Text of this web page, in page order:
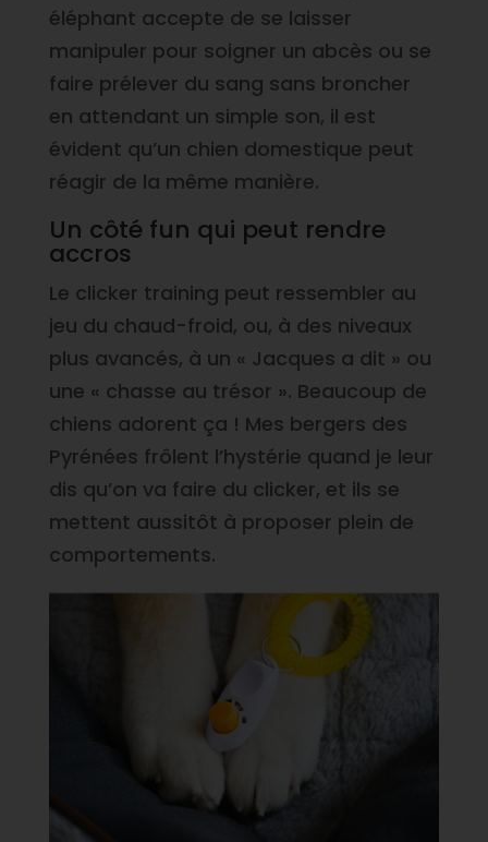
éléphant accepte de se laisser
manipuler pour soigner un abcès ou se
faire prélever du sang sans broncher
en attendant un simple son, il est
évident qu’un chien domestique peut
réagir de la même manière.
Un côté fun qui peut rendre
accros
Le clicker training peut ressembler au
jeu du chaud-froid, ou, à des niveaux
plus avancés, à un « Jacques a dit » ou
une « chasse au trésor ». Beaucoup de
chiens adorent ça ! Mes bergers des
Pyrénées frôlent l’hystérie quand je leur
dis qu’on va faire du clicker, et ils se
mettent aussitôt à proposer plein de
comportements.